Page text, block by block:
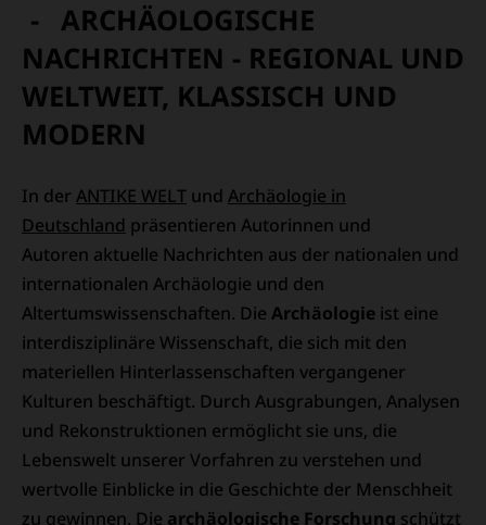
ARCHÄOLOGISCHE
NACHRICHTEN - REGIONAL UND
WELTWEIT, KLASSISCH UND
MODERN
In der ANTIKE WELT und Archäologie in
Deutschland präsentieren Autorinnen und
Autoren aktuelle Nachrichten aus der nationalen und
internationalen Archäologie und den
Altertumswissenschaften. Die Archäologie ist eine
interdisziplinäre Wissenschaft, die sich mit den
materiellen Hinterlassenschaften vergangener
Kulturen beschäftigt. Durch Ausgrabungen, Analysen
und Rekonstruktionen ermöglicht sie uns, die
Lebenswelt unserer Vorfahren zu verstehen und
wertvolle Einblicke in die Geschichte der Menschheit
zu gewinnen. Die archäologische Forschung schützt